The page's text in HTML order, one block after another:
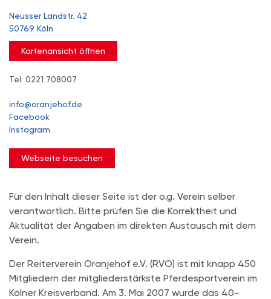
Neusser Landstr. 42
50769 Köln
Kartenansicht öffnen
Tel: 0221 708007
info@oranjehof.de
Facebook
Instagram
Webseite besuchen
Für den Inhalt dieser Seite ist der o.g. Verein selber
verantwortlich. Bitte prüfen Sie die Korrektheit und
Aktualität der Angaben im direkten Austausch mit dem
Verein.
Der Reiterverein Oranjehof e.V. (RVO) ist mit knapp 450
Mitgliedern der mitgliederstärkste Pferdesportverein im
Kölner Kreisverband. Am 3. Mai 2007 wurde das 40-